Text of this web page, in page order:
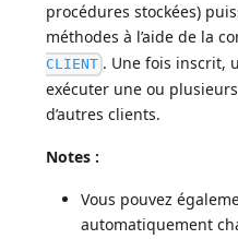
procédures stockées)
méthodes à l’aide de la
CLIENT . Une fois inscrit,
exécuter une ou
d’autres clients.
Notes :
Vous pouvez
automatiquement